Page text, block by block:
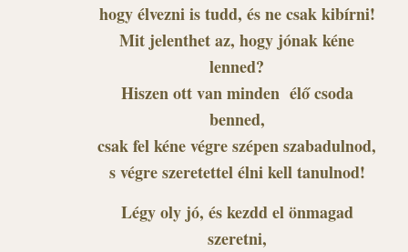
hogy élvezni is tudd, és ne csak kibírni!
Mit jelenthet az, hogy jónak kéne
lenned?
Hiszen ott van minden élő csoda
benned,
csak fel kéne végre szépen szabadulnod,
s végre szeretettel élni kell tanulnod!
Légy oly jó, és kezdd el önmagad
szeretni,